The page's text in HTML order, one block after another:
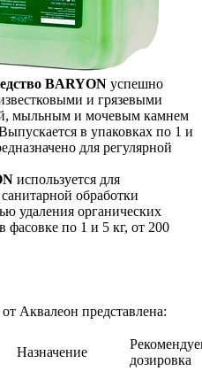
BARYON успешно
и грязевыми
мыльным и мочевым камнем
в упаковках по 1 и
для регулярной
используется для
обработки
удаления органических
фасовке по 1 и 5 кг, от 200
Аквалеон представлена:
Назначение
дозировка